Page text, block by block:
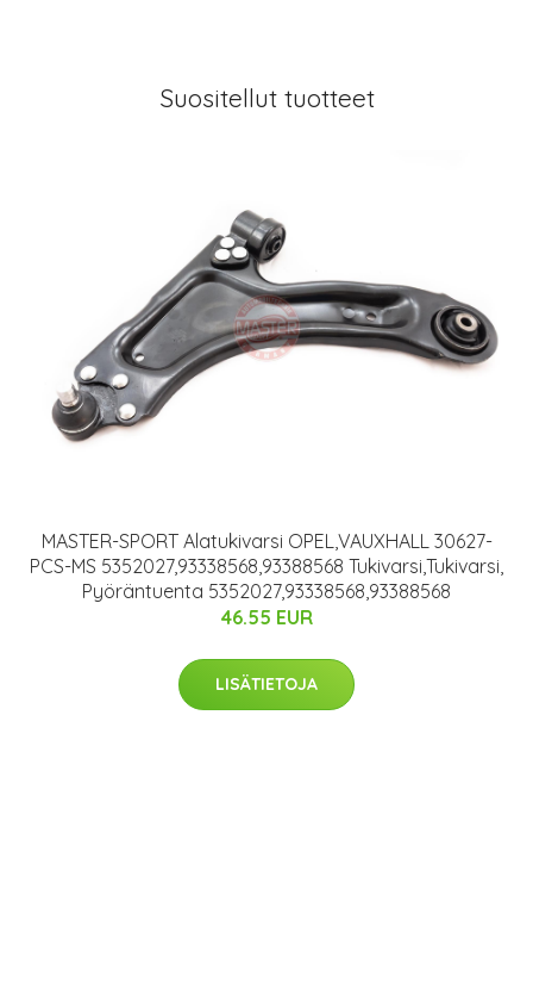
Suositellut tuotteet
MASTER-SPORT Alatukivarsi OPEL,VAUXHALL 30627-
PCS-MS 5352027,93338568,93388568 Tukivarsi,Tukivarsi,
Pyöräntuenta 5352027,93338568,93388568
46.55 EUR
LISÄTIETOJA